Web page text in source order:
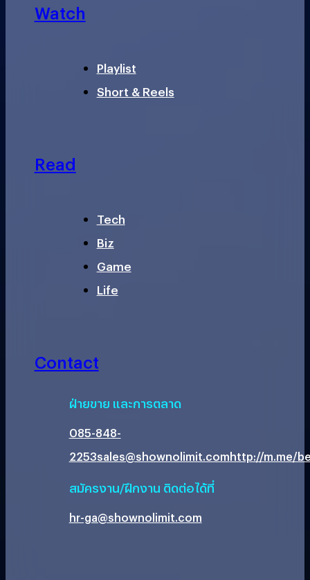
Watch
Playlist
Short & Reels
Read
Tech
Biz
Game
Life
Contact
ฝ่ายขาย และการตลาด
085-848-
2253sales@shownolimit.comhttp://m.me/
สมัครงาน/ฝึกงาน ติดต่อได้ที่
hr-ga@shownolimit.com